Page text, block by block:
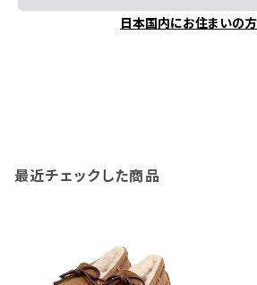
日本国内にお住まいの
最近チェックした商品